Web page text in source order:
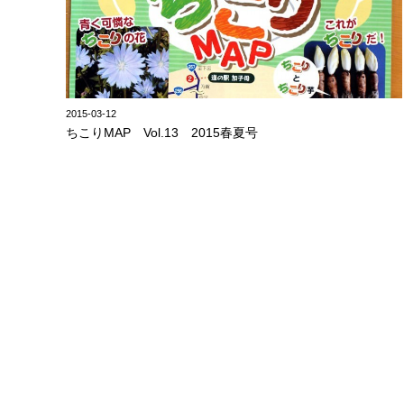
2015-03-12
ちこりMAP Vol.13 2015春夏号